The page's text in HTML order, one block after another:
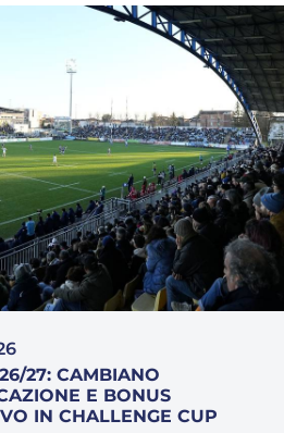
27: CAMBIANO
E BONUS
IN CHALLENGE CUP